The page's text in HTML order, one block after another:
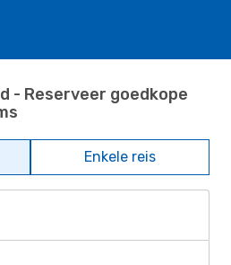
- Reserveer goedkope
Enkele reis